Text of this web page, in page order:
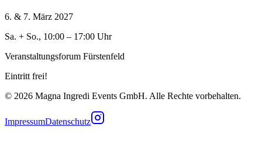
6. & 7. März 2027
Sa. + So., 10:00 – 17:00 Uhr
Veranstaltungsforum Fürstenfeld
Eintritt frei!
© 2026 Magna Ingredi Events GmbH. Alle Rechte vorbehalten.
ImpressumDatenschutz